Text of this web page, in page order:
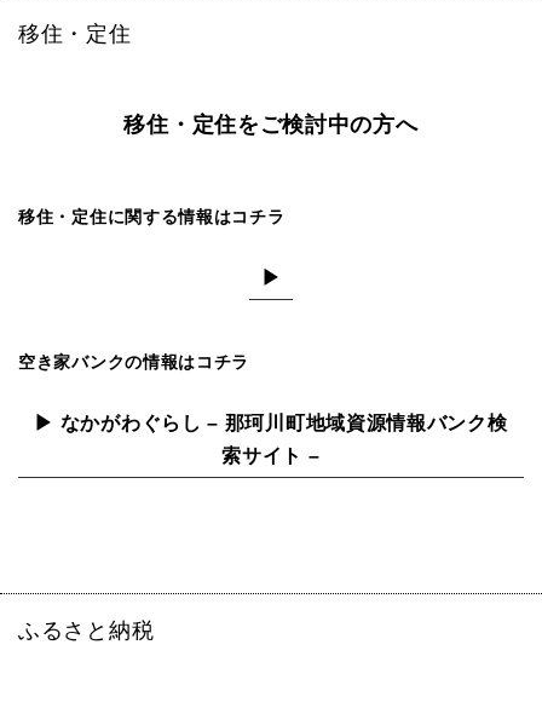
移住・定住
移住・定住をご検討中の方へ
移住・定住に関する情報はコチラ
▶
空き家バンクの情報はコチラ
▶ なかがわぐらし – 那珂川町地域資源情報バンク検
索サイト –
ふるさと納税